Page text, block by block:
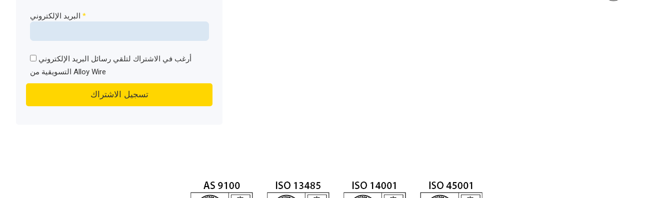
*
أرغب في الاشتراك لتلقي رسائل البريد الإلكتروني
التسويقية من Alloy Wire